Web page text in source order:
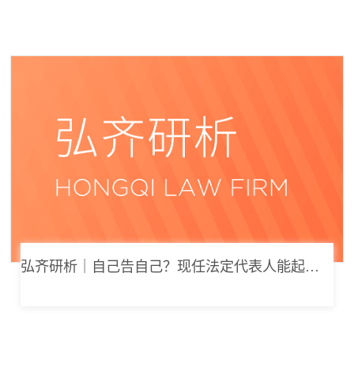
弘齐研析｜自己告自己？现任法定代表人能起诉公司索要劳动报酬吗？